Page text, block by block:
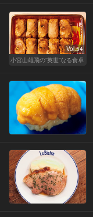
Vol.54
小宮山雄飛の“英世”なる食卓